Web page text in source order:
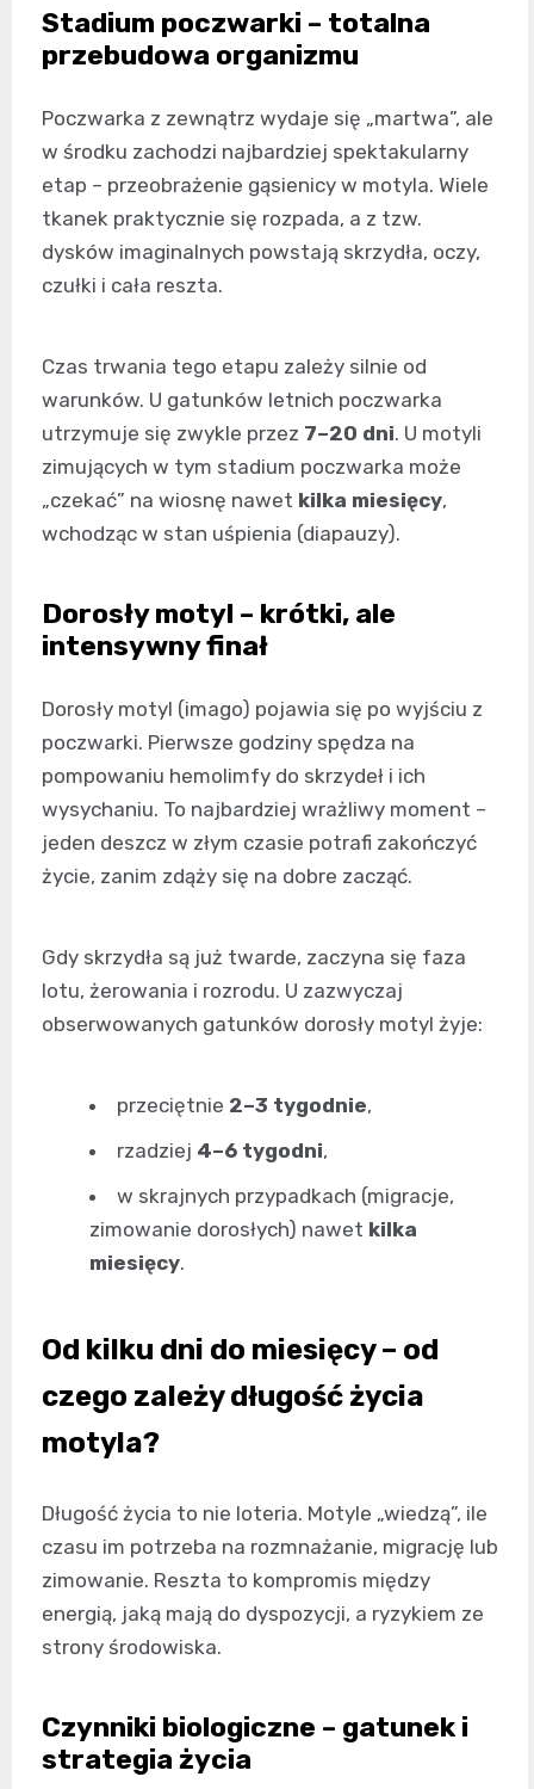
Stadium poczwarki – totalna
przebudowa organizmu
Poczwarka z zewnątrz wydaje się „martwa”, ale
w środku zachodzi najbardziej spektakularny
etap – przeobrażenie gąsienicy w motyla. Wiele
tkanek praktycznie się rozpada, a z tzw.
dysków imaginalnych powstają skrzydła, oczy,
czułki i cała reszta.
Czas trwania tego etapu zależy silnie od
warunków. U gatunków letnich poczwarka
utrzymuje się zwykle przez 7–20 dni. U motyli
zimujących w tym stadium poczwarka może
„czekać” na wiosnę nawet kilka miesięcy,
wchodząc w stan uśpienia (diapauzy).
Dorosły motyl – krótki, ale
intensywny finał
Dorosły motyl (imago) pojawia się po wyjściu z
poczwarki. Pierwsze godziny spędza na
pompowaniu hemolimfy do skrzydeł i ich
wysychaniu. To najbardziej wrażliwy moment –
jeden deszcz w złym czasie potrafi zakończyć
życie, zanim zdąży się na dobre zacząć.
Gdy skrzydła są już twarde, zaczyna się faza
lotu, żerowania i rozrodu. U zazwyczaj
obserwowanych gatunków dorosły motyl żyje:
przeciętnie 2–3 tygodnie,
rzadziej 4–6 tygodni,
w skrajnych przypadkach (migracje,
zimowanie dorosłych) nawet kilka
miesięcy.
Od kilku dni do miesięcy – od
czego zależy długość życia
motyla?
Długość życia to nie loteria. Motyle „wiedzą”, ile
czasu im potrzeba na rozmnażanie, migrację lub
zimowanie. Reszta to kompromis między
energią, jaką mają do dyspozycji, a ryzykiem ze
strony środowiska.
Czynniki biologiczne – gatunek i
strategia życia